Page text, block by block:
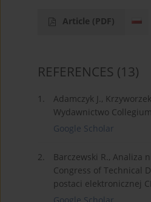
Article (PDF)
REFERENCES (13)
1.
Adamczyk J.,
Wydawnictwo
Google Scholar
2.
Barczewski R., Analiza
Congress of Technical
postaci elektronicznej